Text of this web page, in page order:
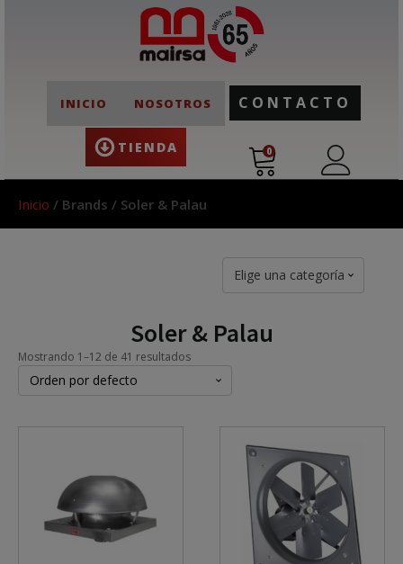
INICIO NOSOTROS
TIENDA
CONTACTO
0
Inicio / Brands / Soler & Palau
Elige una categoría
Soler & Palau
Mostrando 1–12 de 41 resultados